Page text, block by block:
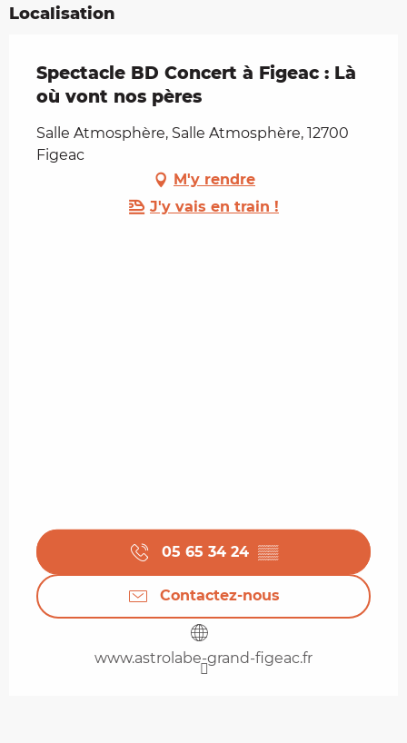
Localisation
Spectacle BD Concert à Figeac : Là
où vont nos pères
Salle Atmosphère, Salle Atmosphère, 12700
Figeac
M'y rendre
J'y vais en train !
05 65 34 24 ▒▒
Contactez-nous
www.astrolabe-grand-figeac.fr